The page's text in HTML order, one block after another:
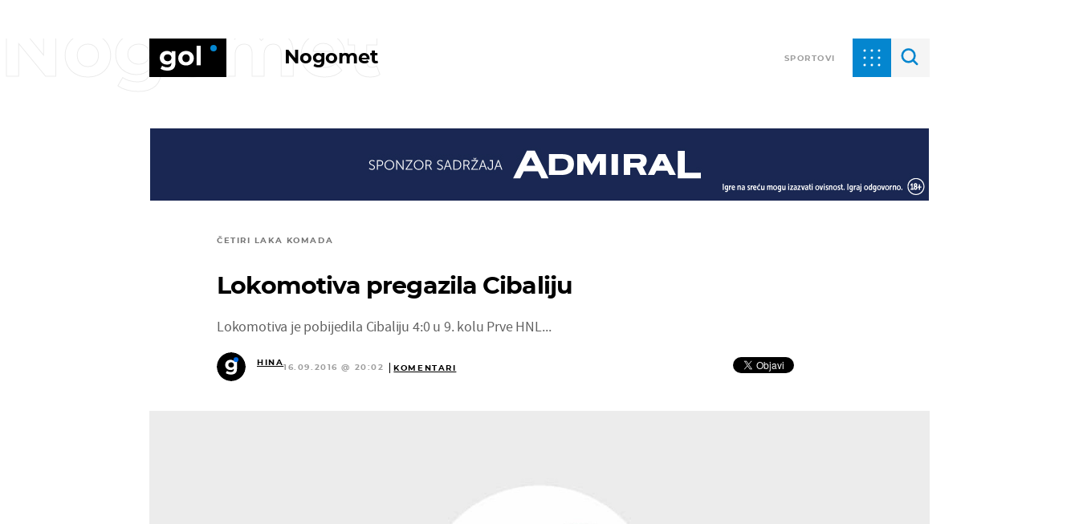
Nogomet SPORTOVI
Nogomet
ČETIRI LAKA KOMADA
Lokomotiva pregazila Cibaliju
Lokomotiva je pobijedila Cibaliju 4:0 u 9. kolu Prve HNL...
HINA
16.09.2016 @ 20:02 KOMENTARI